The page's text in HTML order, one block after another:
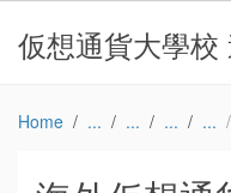
仮想通貨大學校
Home